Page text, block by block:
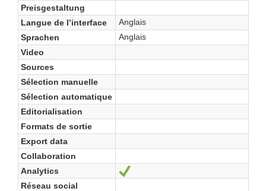
Preisgestaltung
Langue de l’interface
Anglais
Sprachen
Anglais
Video
Sources
Sélection manuelle
Sélection automatique
Editorialisation
Formats de sortie
Export data
Collaboration
Analytics
Réseau social